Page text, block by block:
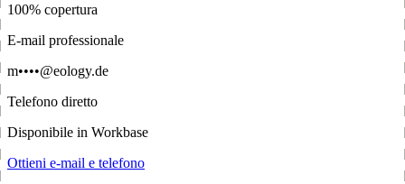
100% copertura
E-mail professionale
m••••@eology.de
Telefono diretto
Disponibile in Workbase
Ottieni e-mail e telefono